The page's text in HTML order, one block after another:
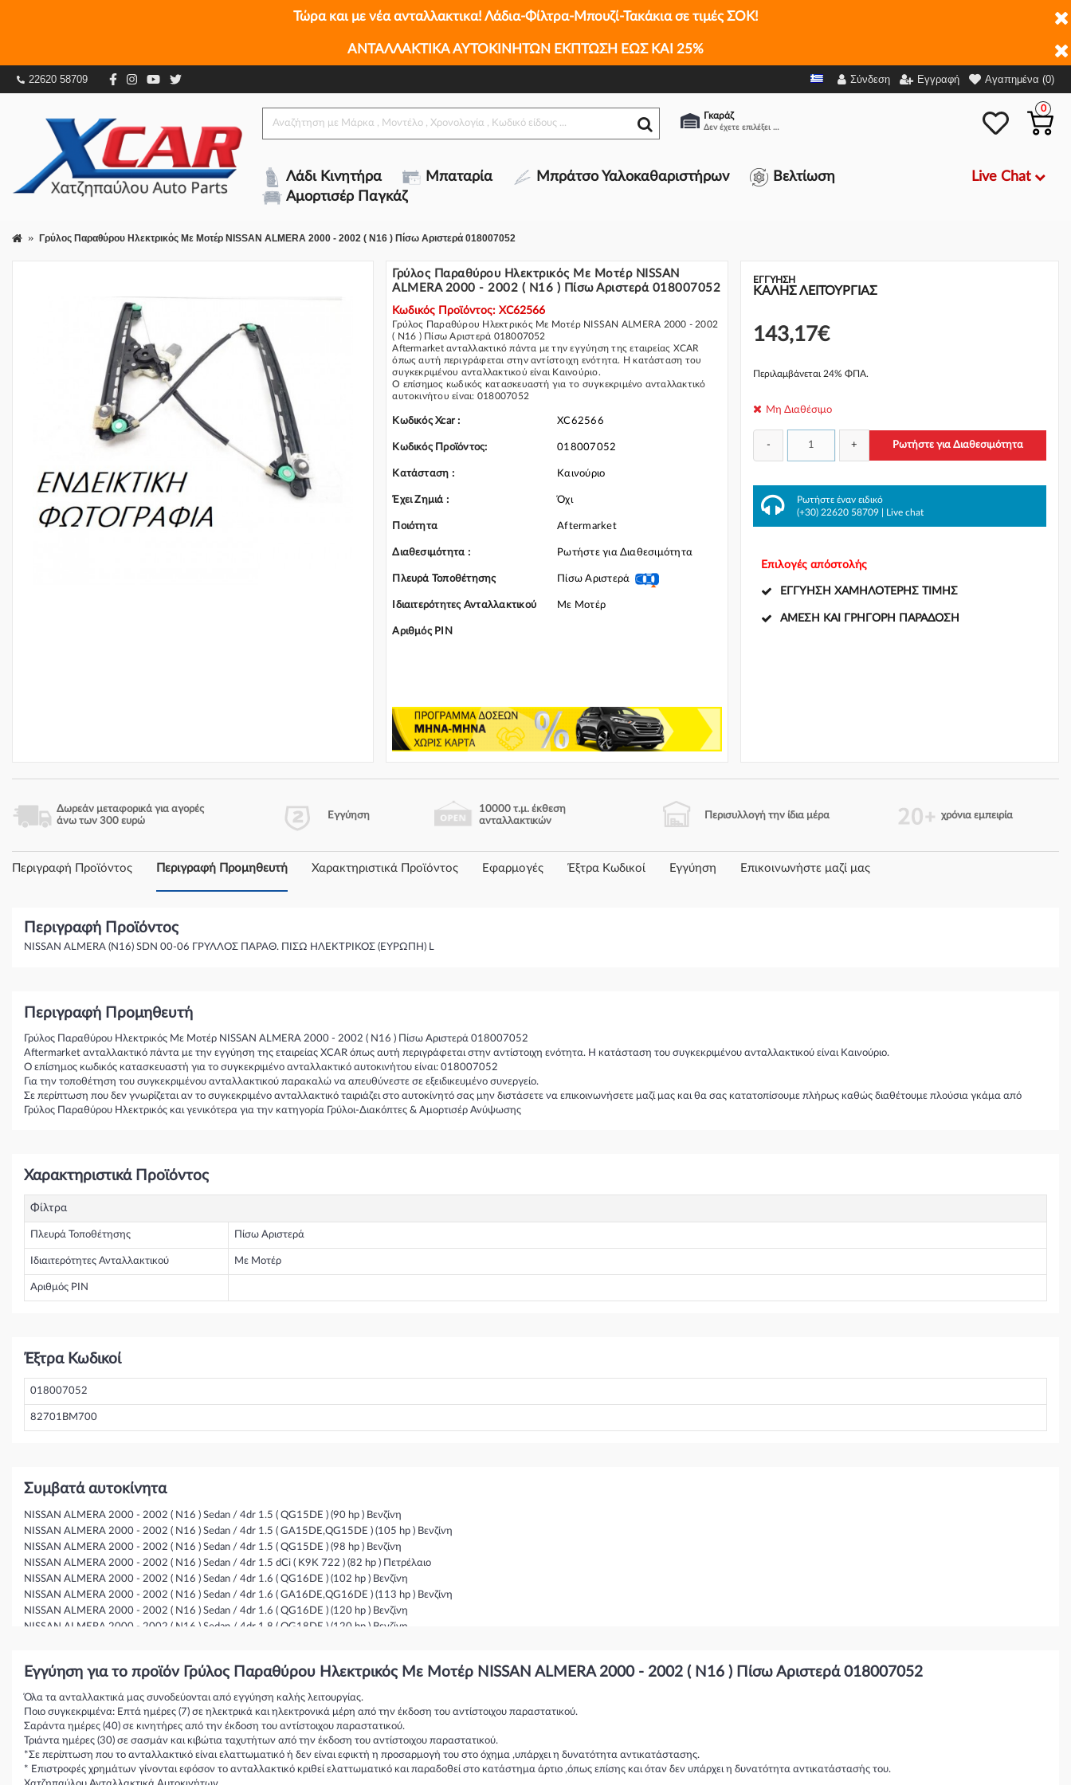
Τώρα και με νέα ανταλλακτικα! Λάδια-Φίλτρα-Μπουζί-Τακάκια σε τιμές ΣΟΚ!
ΑΝΤΑΛΛΑΚΤΙΚΑ ΑΥΤΟΚΙΝΗΤΩΝ ΕΚΠΤΩΣΗ ΕΩΣ ΚΑΙ 25%
22620 58709 Σύνδεση Εγγραφή Αγαπημένα (0)
Γκαράζ
Δεν έχετε επιλέξει αμάξι.
0
Λάδι Κινητήρα Μπαταρία Μπράτσο Υαλοκαθαριστήρων
Βελτίωση
Αμορτισέρ Παγκάζ
Live Chat
Γρύλος Παραθύρου Ηλεκτρικός Με Μοτέρ NISSAN ALMERA 2000 - 2002 ( N16 ) Πίσω Αριστερά
018007052
Γρύλος Παραθύρου Ηλεκτρικός Με Μοτέρ NISSAN ALMERA 2000 - 2002 ( N16 ) Πίσω Αριστερά 018007052
Γρύλος Παραθύρου Ηλεκτρικός Με Μοτέρ NISSAN
ALMERA 2000 - 2002 ( N16 ) Πίσω Αριστερά 018007052
Κωδικός Προϊόντος: XC62566
Γρύλος Παραθύρου Ηλεκτρικός Με Μοτέρ NISSAN ALMERA 2000 - 2002
( N16 ) Πίσω Αριστερά 018007052
Aftermarket ανταλλακτικό πάντα με την εγγύηση της εταιρείας XCAR
όπως αυτή περιγράφεται στην αντίστοιχη ενότητα. Η κατάσταση του
συγκεκριμένου ανταλλακτικού είναι Καινούριο.
Ο επίσημος κωδικός κατασκευαστή για το συγκεκριμένο ανταλλακτικό
αυτοκινήτου είναι: 018007052
απευθύνεστε σε εξειδικευμένο συνεργείο.
ταιριάζει στο αυτοκίνητό σας μην διστάσετε να επικοινωνήσετε μαζί μας
και θα σας κατατοπίσουμε πλήρως καθώς διαθέτουμε πλούσια γκάμα από
Γρύλος Παραθύρου Ηλεκτρικός και γενικότερα για την κατηγορία Γρύλοι-
Διακόπτες & Αμορτισέρ Ανύψωσης
Κωδικός Xcar : XC62566
Κωδικός Προϊόντος: 018007052
Κατάσταση : Καινούριο
Έχει Ζημιά : Όχι
Ποιότητα Aftermarket
Διαθεσιμότητα : Ρωτήστε για Διαθεσιμότητα
Πλευρά Τοποθέτησης Πίσω Αριστερά
Ιδιαιτερότητες Ανταλλακτικού Με Μοτέρ
Αριθμός PIN
ΕΓΓΎΗΣΗ
ΚΑΛΗΣ ΛΕΙΤΟΥΡΓΙΑΣ
143,17€
Περιλαμβάνεται 24% ΦΠΑ.
Μη Διαθέσιμο
- + Ρωτήστε για Διαθεσιμότητα
Ρωτήστε έναν ειδικό
(+30) 22620 58709
Live chat
Επιλογές απόστολής
ΕΓΓΎΗΣΗ ΧΑΜΗΛΌΤΕΡΗΣ ΤΙΜΉΣ
ΆΜΕΣΗ ΚΑΙ ΓΡΉΓΟΡΗ ΠΑΡΆΔΟΣΗ
Δωρεάν μεταφορικά για αγορές
άνω των 300 ευρώ
Εγγύηση
10000 τ.μ. έκθεση
ανταλλακτικών
Περισυλλογή την ίδια μέρα χρόνια εμπειρία
Περιγραφή Προϊόντος Περιγραφή Προμηθευτή Χαρακτηριστικά Προϊόντος Εφαρμογές Έξτρα Κωδικοί Εγγύηση Επικοινωνήστε μαζί μας
Περιγραφή Προϊόντος
NISSAN ALMERA (N16) SDN 00-06 ΓΡΥΛΛΟΣ ΠΑΡΑΘ. ΠΙΣΩ ΗΛΕΚΤΡΙΚΟΣ (ΕΥΡΩΠΗ) L
Περιγραφή Προμηθευτή
Γρύλος Παραθύρου Ηλεκτρικός Με Μοτέρ NISSAN ALMERA 2000 - 2002 ( N16 ) Πίσω Αριστερά 018007052
Aftermarket ανταλλακτικό πάντα με την εγγύηση της εταιρείας XCAR όπως αυτή περιγράφεται στην αντίστοιχη ενότητα. Η κατάσταση του συγκεκριμένου ανταλλακτικού είναι Καινούριο.
Ο επίσημος κωδικός κατασκευαστή για το συγκεκριμένο ανταλλακτικό αυτοκινήτου είναι: 018007052
Για την τοποθέτηση του συγκεκριμένου ανταλλακτικού παρακαλώ να απευθύνεστε σε εξειδικευμένο συνεργείο.
Σε περίπτωση που δεν γνωρίζεται αν το συγκεκριμένο ανταλλακτικό ταιριάζει στο αυτοκίνητό σας μην διστάσετε να επικοινωνήσετε μαζί μας και θα σας κατατοπίσουμε πλήρως καθώς διαθέτουμε πλούσια γκάμα από
Γρύλος Παραθύρου Ηλεκτρικός και γενικότερα για την κατηγορία Γρύλοι-Διακόπτες & Αμορτισέρ Ανύψωσης
Χαρακτηριστικά Προϊόντος
Φίλτρα
Πλευρά Τοποθέτησης Πίσω Αριστερά
Ιδιαιτερότητες Ανταλλακτικού Με Μοτέρ
Αριθμός PIN
Έξτρα Κωδικοί
018007052
82701BM700
Συμβατά αυτοκίνητα
NISSAN ALMERA 2000 - 2002 ( N16 ) Sedan / 4dr 1.5 ( QG15DE ) (90 hp ) Βενζίνη
NISSAN ALMERA 2000 - 2002 ( N16 ) Sedan / 4dr 1.5 ( GA15DE,QG15DE ) (105 hp ) Βενζίνη
NISSAN ALMERA 2000 - 2002 ( N16 ) Sedan / 4dr 1.5 ( QG15DE ) (98 hp ) Βενζίνη
NISSAN ALMERA 2000 - 2002 ( N16 ) Sedan / 4dr 1.5 dCi ( K9K 722 ) (82 hp ) Πετρέλαιο
NISSAN ALMERA 2000 - 2002 ( N16 ) Sedan / 4dr 1.6 ( QG16DE ) (102 hp ) Βενζίνη
NISSAN ALMERA 2000 - 2002 ( N16 ) Sedan / 4dr 1.6 ( GA16DE,QG16DE ) (113 hp ) Βενζίνη
NISSAN ALMERA 2000 - 2002 ( N16 ) Sedan / 4dr 1.6 ( QG16DE ) (120 hp ) Βενζίνη
NISSAN ALMERA 2000 - 2002 ( N16 ) Sedan / 4dr 1.8 ( QG18DE ) (120 hp ) Βενζίνη
NISSAN ALMERA 2000 - 2002 ( N16 ) Sedan / 4dr 1.8 ( QG18DE ) (116 hp ) Βενζίνη
NISSAN ALMERA 2000 - 2002 ( N16 ) Sedan / 4dr 2.0 ( SR20DE ) (145 hp ) Βενζίνη
NISSAN ALMERA 2000 - 2002 ( N16 ) Sedan / 4dr 2.2 dCi ( YD22DDT ) (112 hp ) Πετρέλαιο
NISSAN ALMERA 2000 - 2002 ( N16 ) Sedan / 4dr 2.2 dCi ( YD22DDTi ) (136 hp ) Πετρέλαιο
NISSAN ALMERA 2000 - 2002 ( N16 ) Sedan / 4dr 2.2 Di ( YD22DDT ) (110 hp ) Πετρέλαιο
NISSAN ALMERA 2002 - 2006 ( N16 ) Sedan / 4dr 1.5 ( QG15DE ) (90 hp ) Βενζίνη
NISSAN ALMERA 2002 - 2006 ( N16 ) Sedan / 4dr 1.5 ( GA15DE,QG15DE ) (105 hp ) Βενζίνη
Εγγύηση για το προϊόν Γρύλος Παραθύρου Ηλεκτρικός Με Μοτέρ NISSAN ALMERA 2000 - 2002 ( N16 ) Πίσω Αριστερά 018007052
Όλα τα ανταλλακτικά μας συνοδεύονται από εγγύηση καλής λειτουργίας.
Ποιο συγκεκριμένα: Επτά ημέρες (7) σε ηλεκτρικά και ηλεκτρονικά μέρη από την έκδοση του αντίστοιχου παραστατικού.
Σαράντα ημέρες (40) σε κινητήρες από την έκδοση του αντίστοιχου παραστατικού.
Τριάντα ημέρες (30) σε σασμάν και κιβώτια ταχυτήτων από την έκδοση του αντίστοιχου παραστατικού.
*Σε περίπτωση που το ανταλλακτικό είναι ελαττωματικό ή δεν είναι εφικτή η προσαρμογή του στο όχημα ,υπάρχει η δυνατότητα αντικατάστασης.
* Επιστροφές χρημάτων γίνονται εφόσον το ανταλλακτικό κριθεί ελαττωματικό και παραδοθεί στο κατάστημα άρτιο ,όπως επίσης και όταν δεν υπάρχει η δυνατότητα αντικατάστασής του.